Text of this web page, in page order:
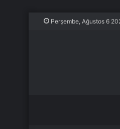
Perşembe, Ağustos 6